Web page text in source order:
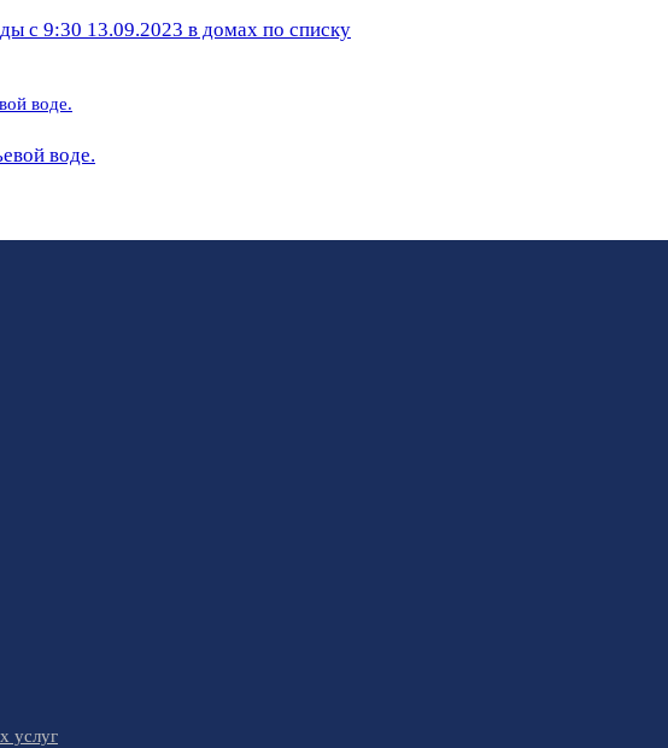
с 9:30 13.09.2023 в домах по списку
воде.
услуг